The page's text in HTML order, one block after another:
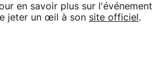
en savoir plus sur l'événement
jeter un œil à son site officiel .